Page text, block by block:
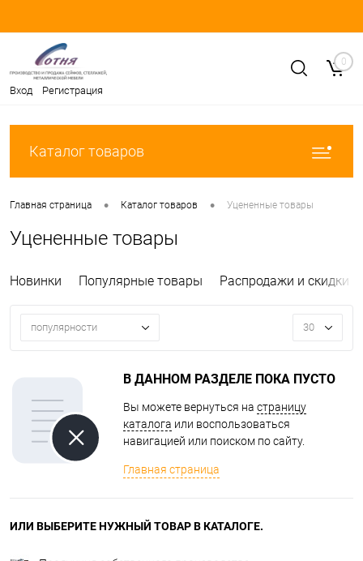
Вход Регистрация
0
Каталог товаров
Главная страница • Каталог товаров • Уцененные товары
Уцененные товары
Новинки Популярные товары Распродажи и скидки
популярности 30
В ДАННОМ РАЗДЕЛЕ ПОКА ПУСТО
Вы можете вернуться на страницу
каталога или воспользоваться
навигацией или поиском по сайту.
Главная страница
ИЛИ ВЫБЕРИТЕ НУЖНЫЙ ТОВАР В КАТАЛОГЕ.